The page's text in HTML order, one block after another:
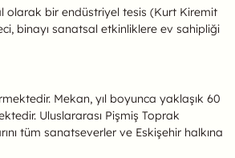
olarak bir endüstriyel tesis (Kurt Kiremit
binayı sanatsal etkinliklere ev sahipliği
Mekan, yıl boyunca yaklaşık 60
Uluslararası Pişmiş Toprak
tüm sanatseverler ve Eskişehir halkına